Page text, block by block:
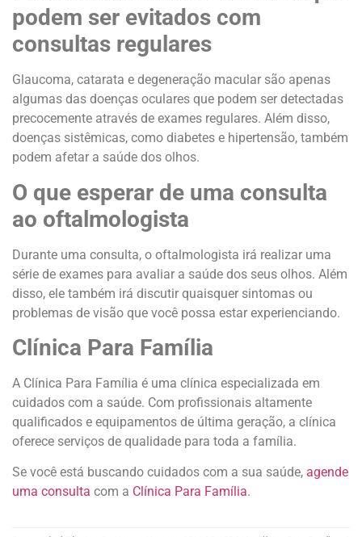
podem ser evitados com
consultas regulares
Glaucoma, catarata e degeneração macular são apenas
algumas das doenças oculares que podem ser detectadas
precocemente através de exames regulares. Além disso,
doenças sistêmicas, como diabetes e hipertensão, também
podem afetar a saúde dos olhos.
O que esperar de uma consulta
ao oftalmologista
Durante uma consulta, o oftalmologista irá realizar uma
série de exames para avaliar a saúde dos seus olhos. Além
disso, ele também irá discutir quaisquer sintomas ou
problemas de visão que você possa estar experienciando.
Clínica Para Família
A Clínica Para Família é uma clínica especializada em
cuidados com a saúde. Com profissionais altamente
qualificados e equipamentos de última geração, a clínica
oferece serviços de qualidade para toda a família.
Se você está buscando cuidados com a sua saúde, agende
uma consulta com a Clínica Para Família.